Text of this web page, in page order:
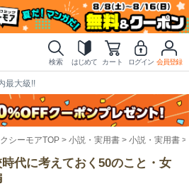
検索 はじめて カート ログイン 会員登録
最大級!!
シーモアTOP 小説・実用書 小説・実用書
時代に考えておく50のこと・女